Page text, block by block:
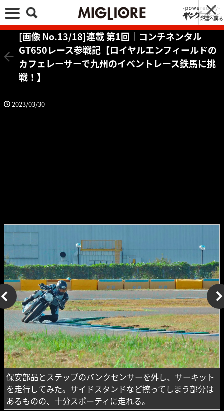
記事へ戻る
[画像 No.13/18]連載 第1回｜コンチネンタル
GT650レース参戦記【ロイヤルエンフィールドの
カフェレーサーで九州のイベントレース鉄馬に挑
戦！】
2023/03/30
保安部品とステップのバンクセンサーを外し、サーキット
を走行してみた。サイドスタンドなど擦ってしまう部分は
あるものの、十分スポーティに走れる。